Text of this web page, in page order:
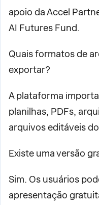
apoio da Accel
AI Futures Fund.
Quais formatos de
exportar?
A plataforma
planilhas, PDFs,
arquivos editáveis
Existe uma versão
Sim. Os usuários
apresentação